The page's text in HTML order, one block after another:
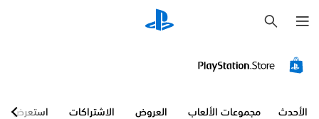
ح
ث
الأحدث مجموعات الألعاب العروض الاشتراكات استعرض